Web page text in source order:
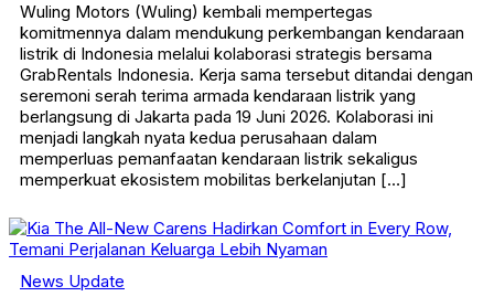
Wuling Motors (Wuling) kembali mempertegas
komitmennya dalam mendukung perkembangan kendaraan
listrik di Indonesia melalui kolaborasi strategis bersama
GrabRentals Indonesia. Kerja sama tersebut ditandai dengan
seremoni serah terima armada kendaraan listrik yang
berlangsung di Jakarta pada 19 Juni 2026. Kolaborasi ini
menjadi langkah nyata kedua perusahaan dalam
memperluas pemanfaatan kendaraan listrik sekaligus
memperkuat ekosistem mobilitas berkelanjutan […]
News Update